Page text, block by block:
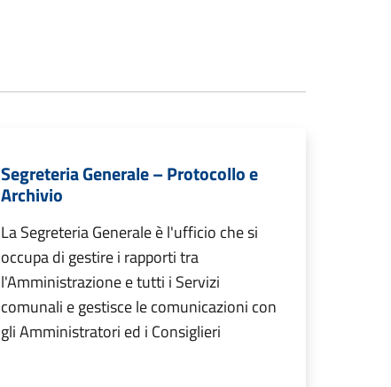
Segreteria Generale – Protocollo e
Archivio
La Segreteria Generale è l'ufficio che si
occupa di gestire i rapporti tra
l'Amministrazione e tutti i Servizi
comunali e gestisce le comunicazioni con
gli Amministratori ed i Consiglieri